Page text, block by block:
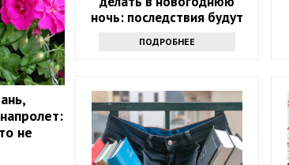
не
ночь: последствия будут
на весь следующий год
ПОДРОБНЕЕ